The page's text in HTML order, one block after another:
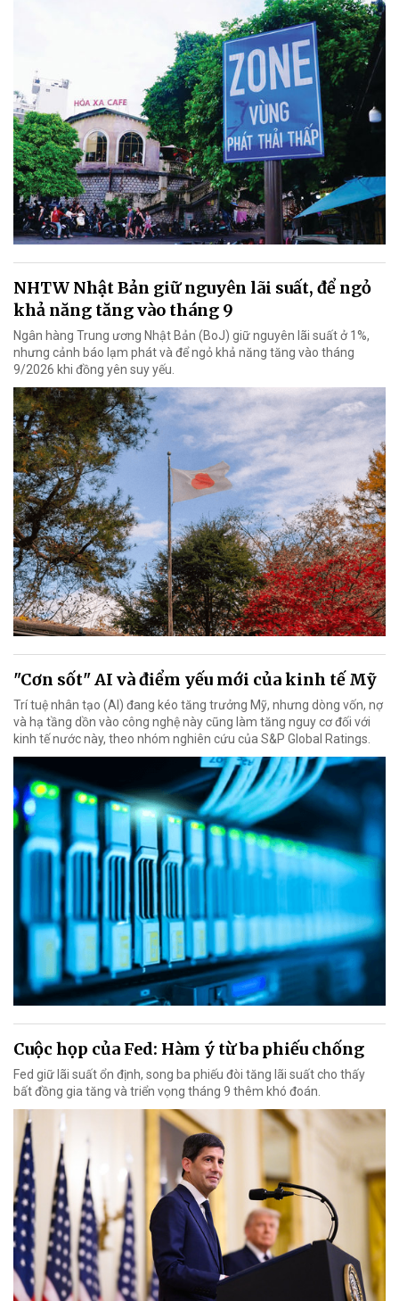
NHTW Nhật Bản giữ nguyên lãi suất, để ngỏ
khả năng tăng vào tháng 9
Ngân hàng Trung ương Nhật Bản (BoJ) giữ nguyên lãi suất ở 1%,
nhưng cảnh báo lạm phát và để ngỏ khả năng tăng vào tháng
9/2026 khi đồng yên suy yếu.
"Cơn sốt" AI và điểm yếu mới của kinh tế Mỹ
Trí tuệ nhân tạo (AI) đang kéo tăng trưởng Mỹ, nhưng dòng vốn, nợ
và hạ tầng dồn vào công nghệ này cũng làm tăng nguy cơ đối với
kinh tế nước này, theo nhóm nghiên cứu của S&P Global Ratings.
Cuộc họp của Fed: Hàm ý từ ba phiếu chống
Fed giữ lãi suất ổn định, song ba phiếu đòi tăng lãi suất cho thấy
bất đồng gia tăng và triển vọng tháng 9 thêm khó đoán.